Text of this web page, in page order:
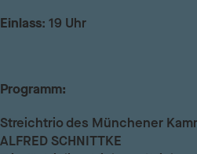
Einlass: 19 Uhr
Programm:
Streichtrio des Münchener
ALFRED SCHNITTKE